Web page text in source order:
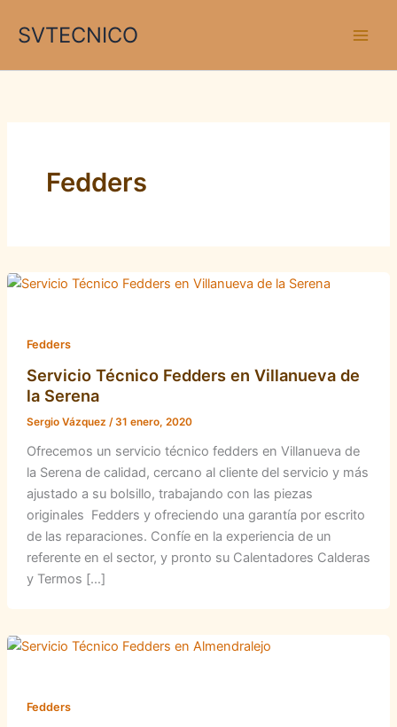
SVTECNICO
Fedders
Fedders
Servicio Técnico Fedders en Villanueva de
la Serena
Sergio Vázquez /31 enero, 2020
Ofrecemos un servicio técnico fedders en Villanueva de
la Serena de calidad, cercano al cliente del servicio y más
ajustado a su bolsillo, trabajando con las piezas
originales Fedders y ofreciendo una garantía por escrito
de las reparaciones. Confíe en la experiencia de un
referente en el sector, y pronto su Calentadores Calderas
y Termos […]
Fedders